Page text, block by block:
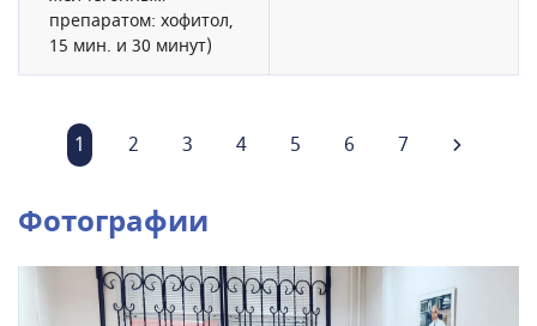
препаратом: хофитол,
15 мин. и 30 минут)
1 2 3 4 5 6 7
Фотографии